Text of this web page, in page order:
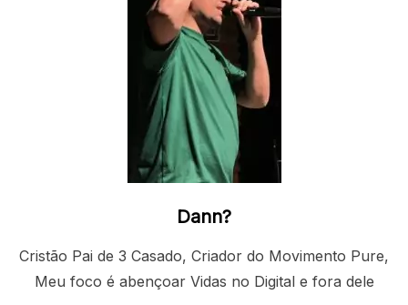
Dann?
Cristão Pai de 3 Casado, Criador do Movimento Pure,
Meu foco é abençoar Vidas no Digital e fora dele